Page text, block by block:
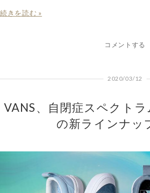
続きを読む »
コメントする
2020/03/12
VANS、自閉症スペクト
の新ラインナッ